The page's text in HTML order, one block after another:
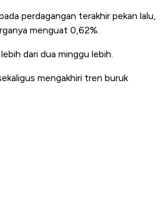
perdagangan terakhir pekan lalu,
menguat 0,62%.
dari dua minggu lebih.
mengakhiri tren buruk